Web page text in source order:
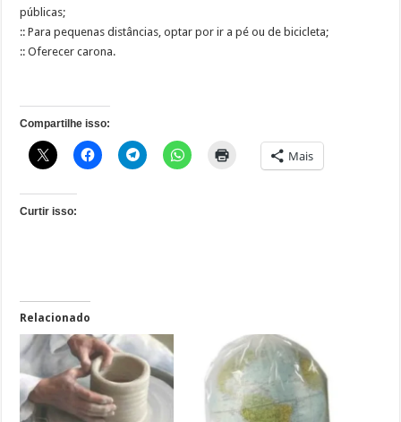
públicas;
:: Para pequenas distâncias, optar por ir a pé ou de bicicleta;
:: Oferecer carona.
Compartilhe isso:
Mais
Curtir isso:
Relacionado